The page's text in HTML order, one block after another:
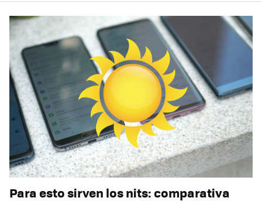
Para esto sirven los nits: comparativa